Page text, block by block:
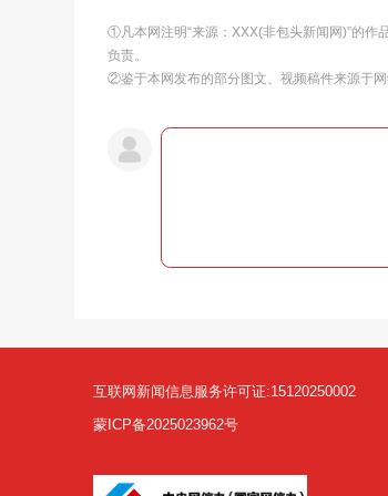
①凡本网注明“来源：XXX(非包头新闻网)”的作
负责。
②鉴于本网发布的部分图文、视频稿件来源于
互联网新闻信息服务许可证:15120250002
蒙ICP备2025023962号